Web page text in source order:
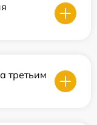
третьим